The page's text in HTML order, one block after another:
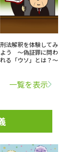
刑法解釈を体験してみ
よう ～偽証罪に問わ
れる「ウソ」とは？～
一覧を表示